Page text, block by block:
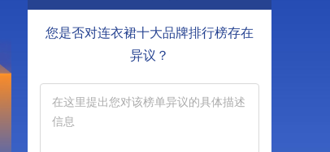
您是否对连衣裙十大品牌排行榜存在
异议？